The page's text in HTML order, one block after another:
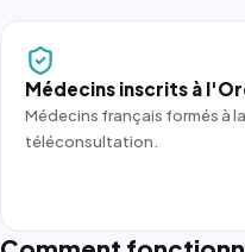
Médecins inscrits à
Médecins français formés à la
téléconsultation.